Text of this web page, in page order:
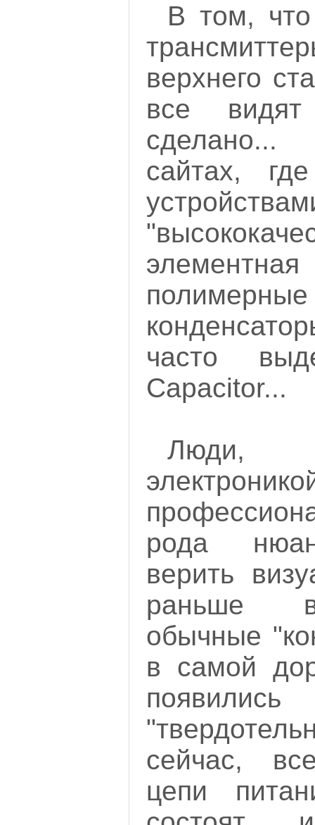
В том,
верхнего
все
сайтах,
часто
Capacitor...
Люди,
рода
верить
раньше
обычные
в самой
сейчас,
цепи